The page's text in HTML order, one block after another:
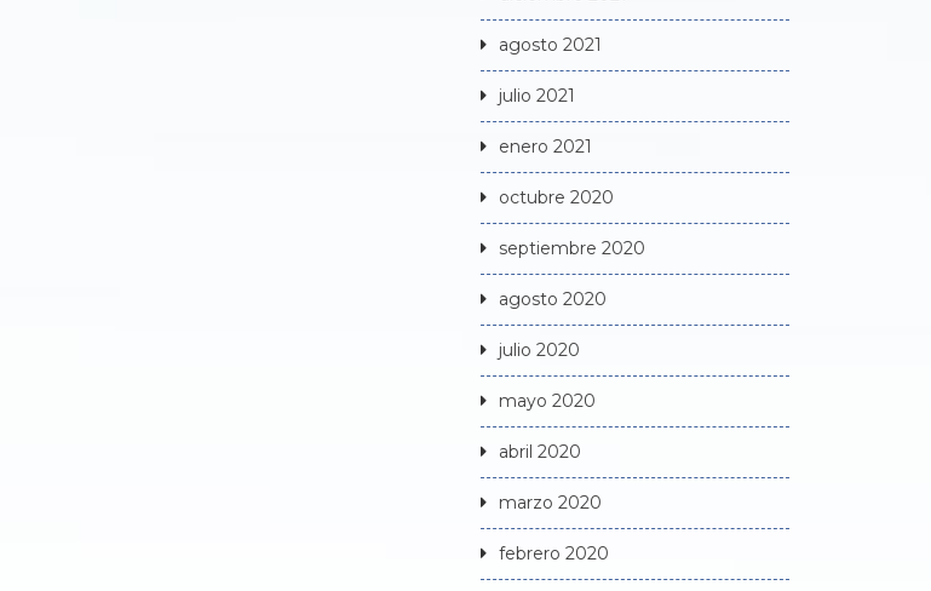
agosto 2021
julio 2021
enero 2021
octubre 2020
septiembre 2020
agosto 2020
julio 2020
mayo 2020
abril 2020
marzo 2020
febrero 2020